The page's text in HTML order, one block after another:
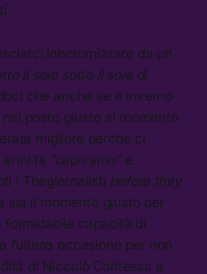
lobotomizzare da un
il sole sotto il sole di
che anche se è inverno
posto giusto al momento
migliore perché ci
fa “capivamo” e
i Thegiornalisti before they
sia il momento giusto per
formidabile capacità di
l’ultima occasione per non
di Niccolò Contessa e